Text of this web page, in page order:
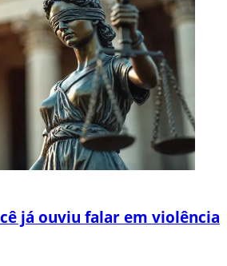
já ouviu falar em violência